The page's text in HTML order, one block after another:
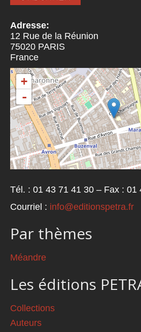
Adresse:
12 Rue de la Réunion
75020 PARIS
France
+
-
Tél. : 01 43 71 41 30 – Fax : 01
Courriel : info@editionspetra.fr
Par thèmes
Méandre
Les éditions
Collections
Auteurs